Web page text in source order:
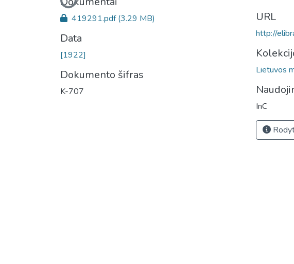
419291.pdf(3.29 MB)
Data
[1922]
Dokumento šifras
K-707
URL
http://
Lietuvos
InC